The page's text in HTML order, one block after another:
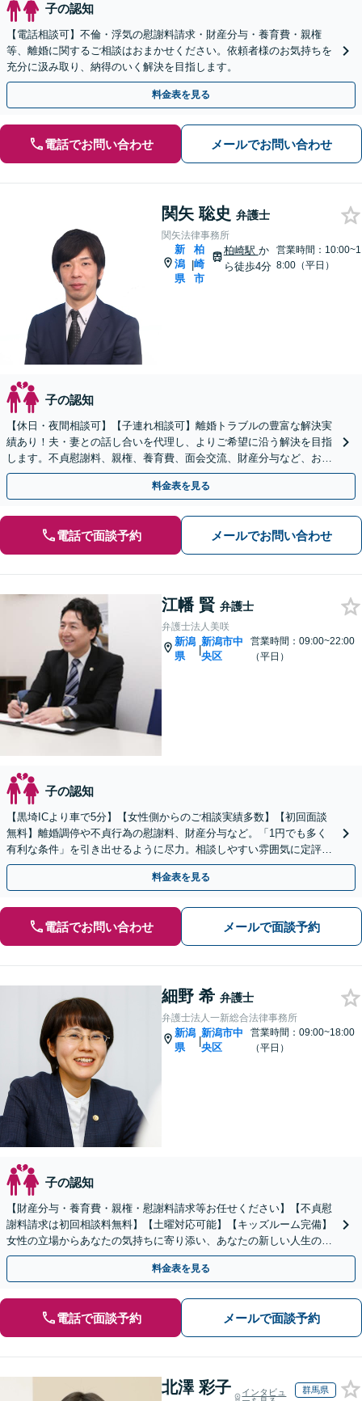
子の認知
【電話相談可】不倫・浮気の慰謝料請求・財産分与・養育費・親権
等、離婚に関するご相談はおまかせください。依頼者様のお気持ちを
充分に汲み取り、納得のいく解決を目指します。
料金表を見る
電話でお問い合わせ メールでお問い合わせ
関矢 聡史 弁護士
関矢法律事務所
新
潟
県
|
柏
崎
市
柏崎駅 か
ら徒歩4分
営業時間：10:00~1
8:00（平日）
子の認知
【休日・夜間相談可】【子連れ相談可】離婚トラブルの豊富な解決実
績あり！夫・妻との話し合いを代理し、よりご希望に沿う解決を目指
します。不貞慰謝料、親権、養育費、面会交流、財産分与など、お気
軽にご相談ください【柏崎駅4分】【弁護士歴10年以上】
料金表を見る
電話で面談予約 メールでお問い合わせ
江幡 賢 弁護士
弁護士法人美咲
新潟
県
|
新潟市中
央区
営業時間：09:00~22:00
（平日）
子の認知
【黒埼ICより車で5分】【女性側からのご相談実績多数】【初回面談
無料】離婚調停や不貞行為の慰謝料、財産分与など。「1円でも多く
有利な条件」を引き出せるように尽力。相談しやすい雰囲気に定評。
弱い立場の方の経済的な自立をサポート
料金表を見る
電話でお問い合わせ メールで面談予約
細野 希 弁護士
弁護士法人一新総合法律事務所
新潟
県
|
新潟市中
央区
営業時間：09:00~18:00
（平日）
子の認知
【財産分与・養育費・親権・慰謝料請求等お任せください】【不貞慰
謝料請求は初回相談料無料】【土曜対応可能】【キッズルーム完備】
女性の立場からあなたの気持ちに寄り添い、あなたの新しい人生のス
タートを全力でサポートいたします！
料金表を見る
電話で面談予約 メールで面談予約
北澤 彩子
インタビュ
群馬県